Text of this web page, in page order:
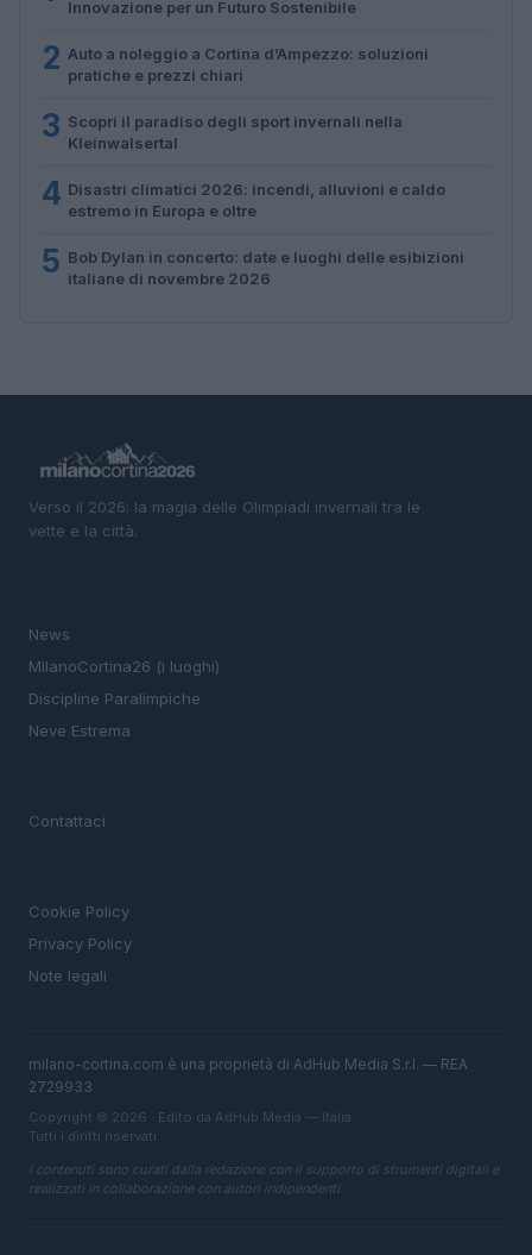
Innovazione per un Futuro Sostenibile
2 Auto a noleggio a Cortina d’Ampezzo: soluzioni
pratiche e prezzi chiari
3 Scopri il paradiso degli sport invernali nella
Kleinwalsertal
4 Disastri climatici 2026: incendi, alluvioni e caldo
estremo in Europa e oltre
5 Bob Dylan in concerto: date e luoghi delle esibizioni
italiane di novembre 2026
Verso il 2026: la magia delle Olimpiadi invernali tra le
vette e la città.
News
MIlanoCortina26 (i luoghi)
Discipline Paralimpiche
Neve Estrema
Contattaci
Cookie Policy
Privacy Policy
Note legali
milano-cortina.com è una proprietà di AdHub Media S.r.l. — REA
2729933
Copyright © 2026 · Edito da AdHub Media — Italia
Tutti i diritti riservati
I contenuti sono curati dalla redazione con il supporto di strumenti digitali e
realizzati in collaborazione con autori indipendenti.